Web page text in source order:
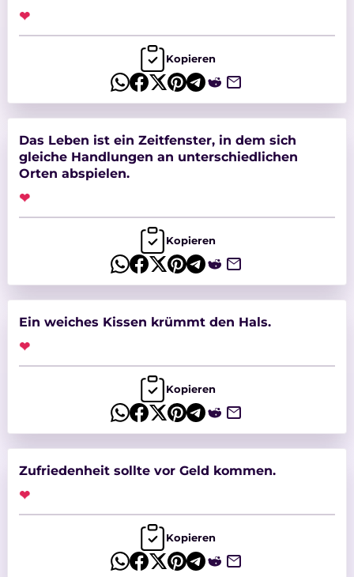
❤
Kopieren
Das Leben ist ein Zeitfenster, in dem sich
gleiche Handlungen an unterschiedlichen
Orten abspielen.
❤
Kopieren
Ein weiches Kissen krümmt den Hals.
❤
Kopieren
Zufriedenheit sollte vor Geld kommen.
❤
Kopieren